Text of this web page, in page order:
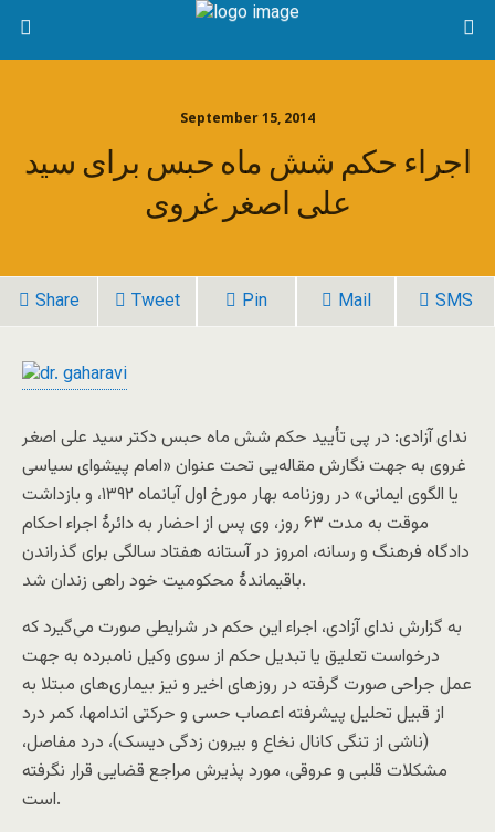
September 15, 2014
اجراء حکم شش ماه حبس برای سید
علی اصغر غروی
Share Tweet Pin Mail SMS
ندای آزادی: در پی تأیید حکم شش ماه حبس دکتر سید علی اصغر
غروی به جهت نگارش مقاله‌یی تحت عنوان «امام پیشوای سیاسی
یا الگوی ایمانی» در روزنامه بهار مورخ اول آبانماه ۱۳۹۲، و بازداشت
موقت به مدت ۶۳ روز، وی پس از احضار به دائرۀ اجراء احکام
دادگاه فرهنگ و رسانه، امروز در آستانه هفتاد سالگی برای گذراندن
باقیماندۀ محکومیت خود راهی زندان شد.
به گزارش ندای آزادی، اجراء این حکم در شرایطی صورت می‌گیرد که
درخواست تعلیق یا تبدیل حکم از سوی وکیل نامبرده به جهت
عمل جراحی صورت گرفته در روزهای اخیر و نیز بیماری‌های مبتلا به
از قبیل تحلیل پیشرفته اعصاب حسی و حرکتی اندامها، کمر درد
(ناشی از تنگی کانال نخاع و بیرون زدگی دیسک)، درد مفاصل،
مشکلات قلبی و عروقی، مورد پذیرش مراجع قضایی قرار نگرفته
است.